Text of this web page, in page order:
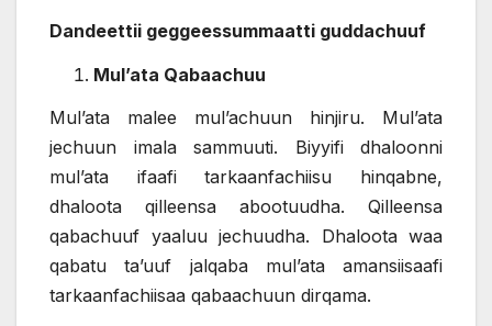
Dandeettii geggeessummaatti guddachuuf
Mul’ata Qabaachuu
Mul’ata malee mul’achuun hinjiru. Mul’ata
jechuun imala sammuuti. Biyyifi dhaloonni
mul’ata ifaafi tarkaanfachiisu hinqabne,
dhaloota qilleensa abootuudha. Qilleensa
qabachuuf yaaluu jechuudha. Dhaloota waa
qabatu ta’uuf jalqaba mul’ata amansiisaafi
tarkaanfachiisaa qabaachuun dirqama.